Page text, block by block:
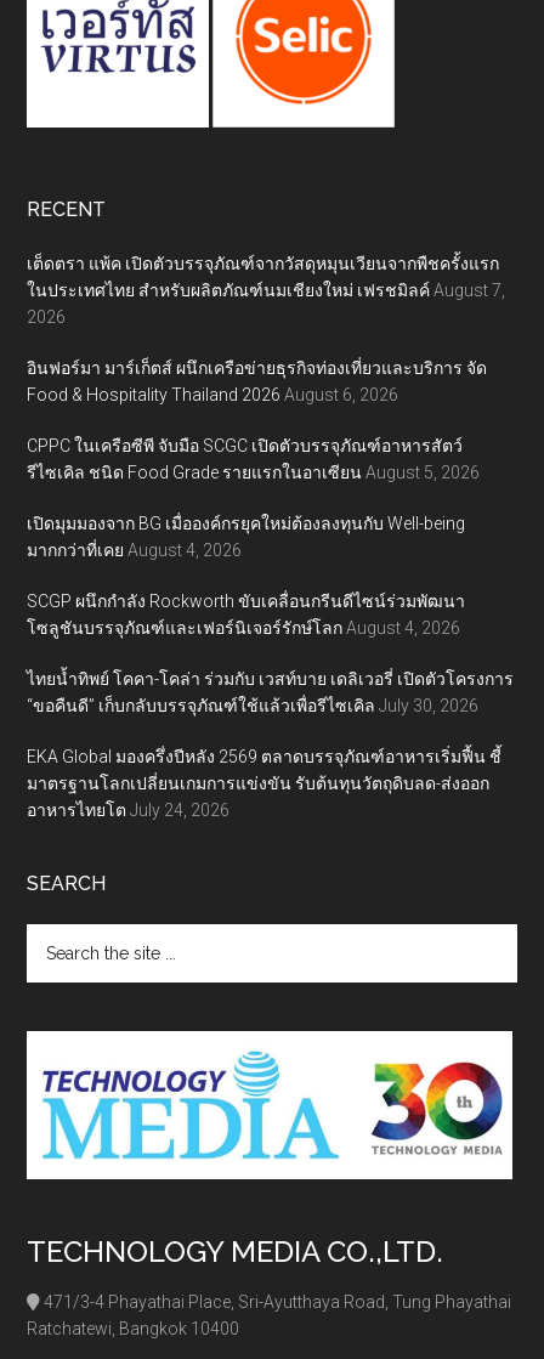
RECENT
เต็ดตรา แพ้ค เปิดตัวบรรจุภัณฑ์จากวัสดุหมุนเวียนจากพืชครั้งแรก
ในประเทศไทย สำหรับผลิตภัณฑ์นมเชียงใหม่ เฟรชมิลค์ August 7,
2026
อินฟอร์มา มาร์เก็ตส์ ผนึกเครือข่ายธุรกิจท่องเที่ยวและบริการ จัด
Food & Hospitality Thailand 2026 August 6, 2026
CPPC ในเครือซีพี จับมือ SCGC เปิดตัวบรรจุภัณฑ์อาหารสัตว์
รีไซเคิล ชนิด Food Grade รายแรกในอาเซียน August 5, 2026
เปิดมุมมองจาก BG เมื่อองค์กรยุคใหม่ต้องลงทุนกับ Well-being
มากกว่าที่เคย August 4, 2026
SCGP ผนึกกำลัง Rockworth ขับเคลื่อนกรีนดีไซน์ร่วมพัฒนา
โซลูชันบรรจุภัณฑ์และเฟอร์นิเจอร์รักษ์โลก August 4, 2026
ไทยน้ำทิพย์ โคคา-โคล่า ร่วมกับ เวสท์บาย เดลิเวอรี่ เปิดตัวโครงการ
“ขอคืนดี” เก็บกลับบรรจุภัณฑ์ใช้แล้วเพื่อรีไซเคิล July 30, 2026
EKA Global มองครึ่งปีหลัง 2569 ตลาดบรรจุภัณฑ์อาหารเริ่มฟื้น ชี้
มาตรฐานโลกเปลี่ยนเกมการแข่งขัน รับต้นทุนวัตถุดิบลด-ส่งออก
อาหารไทยโต July 24, 2026
SEARCH
the
site
TECHNOLOGY MEDIA CO.,LTD.
471/3-4 Phayathai Place, Sri-Ayutthaya Road, Tung Phayathai
Ratchatewi, Bangkok 10400